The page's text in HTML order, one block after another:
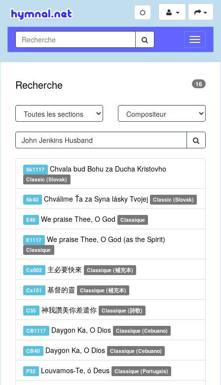
Toggle
Recherche 16
Sk1117 Chvala bud Bohu za Ducha Kristovho
Classic (Slovak)
Sk40 Chválime Ťa za Syna lásky Tvojej Classic (Slovak)
E40 We praise Thee, O God Classique
E1117 We praise Thee, O God (as the Spirit)
Classique
Cs902 主必要快來 Classique (補充本)
Cs101 基督的靈 Classique (補充本)
C35 神我讚美你差遣你 Classique (詩歌)
CB1117 Daygon Ka, O Dios Classique (Cebuano)
CB40 Daygon Ka, O Dios Classique (Cebuano)
P32 Louvamos-Te, ó Deus Classique (Portugais)